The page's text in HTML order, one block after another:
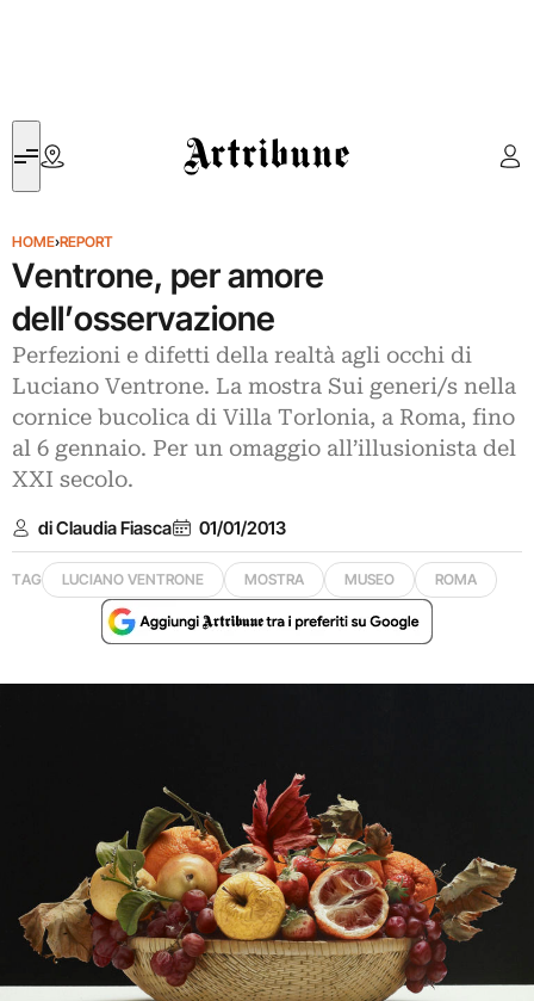
Artribune
HOME›REPORT
Ventrone, per amore
dell’osservazione
Perfezioni e difetti della realtà agli occhi di
Luciano Ventrone. La mostra Sui generi/s nella
cornice bucolica di Villa Torlonia, a Roma, fino
al 6 gennaio. Per un omaggio all’illusionista del
XXI secolo.
di Claudia Fiasca 01/01/2013
TAG LUCIANO VENTRONE MOSTRA MUSEO ROMA